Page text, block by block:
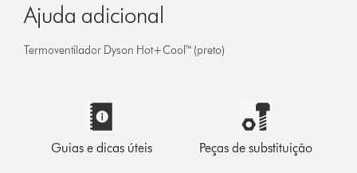
Ajuda adicional
Termoventilador Dyson Hot+Cool™ (preto)
Guias e dicas úteis Peças de substituição